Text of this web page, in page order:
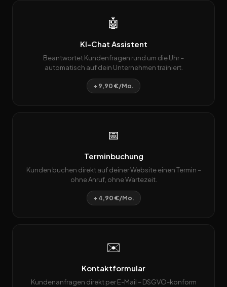
🤖
KI-Chat Assistent
Beantwortet Kundenfragen rund um die Uhr –
automatisch auf dein Unternehmen trainiert.
+ 9,90 €/Mo.
📅
Terminbuchung
Kunden buchen direkt auf deiner Website einen Termin –
ohne Anruf, ohne Wartezeit.
+ 4,90 €/Mo.
✉️
Kontaktformular
Kundenanfragen direkt per E-Mail – DSGVO-konform